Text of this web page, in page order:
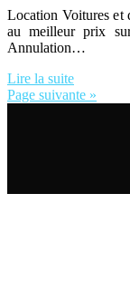
Location Voitures et
au meilleur prix
Annulation…
Lire la suite
Page suivante »